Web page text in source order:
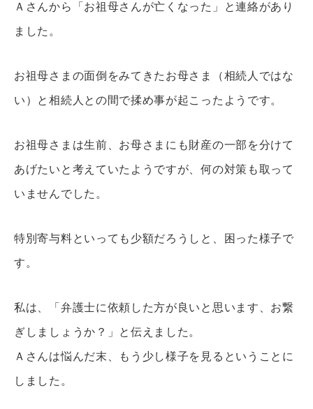
Ａさんから「お祖母さんが亡くなった」と連絡があり
ました。
お祖母さまの面倒をみてきたお母さま（相続人ではな
い）と相続人との間で揉め事が起こったようです。
お祖母さまは生前、お母さまにも財産の一部を分けて
あげたいと考えていたようですが、何の対策も取って
いませんでした。
特別寄与料といっても少額だろうしと、困った様子で
す。
私は、「弁護士に依頼した方が良いと思います、お繋
ぎしましょうか？」と伝えました。
Ａさんは悩んだ末、もう少し様子を見るということに
しました。